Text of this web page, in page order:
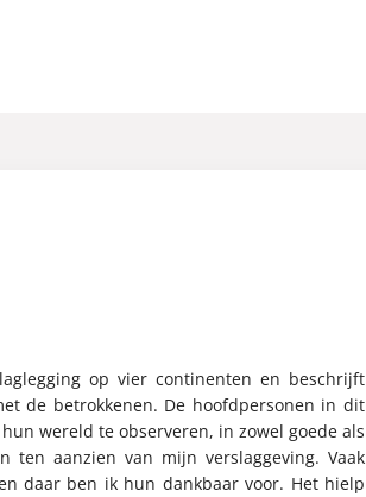
op vier continenten en beschrijft
de betrokkenen. De hoofdpersonen in dit
wereld te observeren, in zowel goede als
ten aanzien van mijn verslaggeving. Vaak
daar ben ik hun dankbaar voor. Het hielp